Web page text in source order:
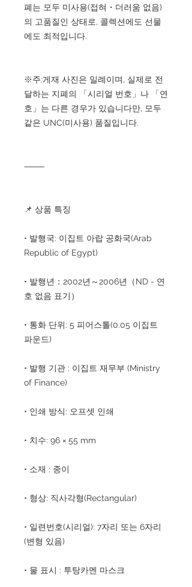
폐는 모두 미사용(접혀・더러움 없음)
의 고품질인 상태로, 콜렉션에도 선물
에도 최적입니다.
※주:게재 사진은 일례이며, 실제로 전
달하는 지폐의 「시리얼 번호」나 「연
호」는 다른 경우가 있습니다만, 모두
같은 UNC(미사용) 품질입니다.
⸻
📌 상품 특징
• 발행국: 이집트 아랍 공화국(Arab
Republic of Egypt)
• 발행년：2002년～2006년（ND - 연
호 없음 표기）
• 통화 단위: 5 피어스톨(0.05 이집트
파운드)
• 발행 기관 : 이집트 재무부 (Ministry
of Finance)
• 인쇄 방식: 오프셋 인쇄
• 치수: 96 × 55 mm
• 소재 : 종이
• 형상: 직사각형(Rectangular)
• 일련번호(시리얼): 7자리 또는 6자리
(변형 있음)
• 물 표시 : 투탕카멘 마스크